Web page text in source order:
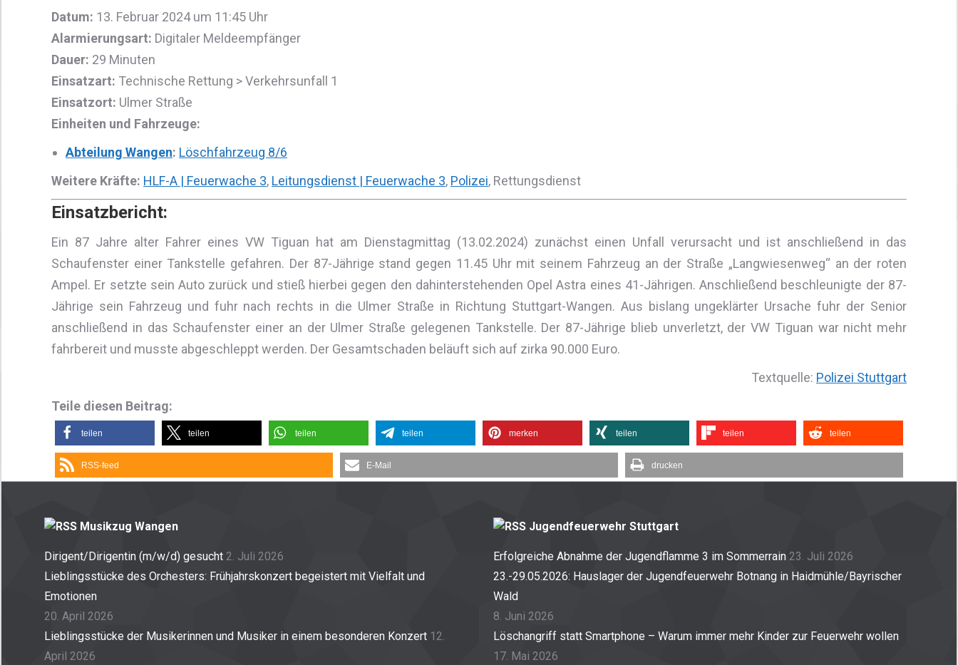
Datum: 13. Februar 2024 um 11:45 Uhr
Alarmierungsart: Digitaler Meldeempfänger
Dauer: 29 Minuten
Einsatzart: Technische Rettung > Verkehrsunfall 1
Einsatzort: Ulmer Straße
Einheiten und Fahrzeuge:
Abteilung Wangen: Löschfahrzeug 8/6
Weitere Kräfte: HLF-A | Feuerwache 3, Leitungsdienst | Feuerwache 3, Polizei, Rettungsdienst
Einsatzbericht:
Ein 87 Jahre alter Fahrer eines VW Tiguan hat am Dienstagmittag (13.02.2024) zunächst einen Unfall verursacht und ist anschließend in das
Schaufenster einer Tankstelle gefahren. Der 87-Jährige stand gegen 11.45 Uhr mit seinem Fahrzeug an der Straße „Langwiesenweg“ an der roten
Ampel. Er setzte sein Auto zurück und stieß hierbei gegen den dahinterstehenden Opel Astra eines 41-Jährigen. Anschließend beschleunigte der 87-
Jährige sein Fahrzeug und fuhr nach rechts in die Ulmer Straße in Richtung Stuttgart-Wangen. Aus bislang ungeklärter Ursache fuhr der Senior
anschließend in das Schaufenster einer an der Ulmer Straße gelegenen Tankstelle. Der 87-Jährige blieb unverletzt, der VW Tiguan war nicht mehr
fahrbereit und musste abgeschleppt werden. Der Gesamtschaden beläuft sich auf zirka 90.000 Euro.
Textquelle: Polizei Stuttgart
Teile diesen Beitrag:
teilen teilen teilen teilen merken teilen teilen teilen
RSS-feed E-Mail drucken
Musikzug Wangen
Dirigent/Dirigentin (m/w/d) gesucht 2. Juli 2026
Lieblingsstücke des Orchesters: Frühjahrskonzert begeistert mit Vielfalt und
Emotionen
20. April 2026
Lieblingsstücke der Musikerinnen und Musiker in einem besonderen Konzert 12.
April 2026
Jugendfeuerwehr Stuttgart
Erfolgreiche Abnahme der Jugendflamme 3 im Sommerrain 23. Juli 2026
23.-29.05.2026: Hauslager der Jugendfeuerwehr Botnang in Haidmühle/Bayrischer
Wald
8. Juni 2026
Löschangriff statt Smartphone – Warum immer mehr Kinder zur Feuerwehr wollen
17. Mai 2026